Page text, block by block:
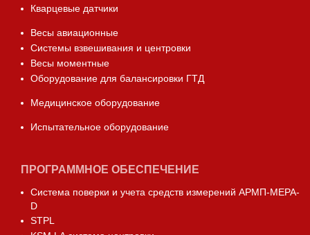
Кварцевые датчики
Весы авиационные
Системы взвешивания и центровки
Весы моментные
Оборудование для балансировки ГТД
Медицинское оборудование
Испытательное оборудование
ПРОГРАММНОЕ ОБЕСПЕЧЕНИЕ
Система поверки и учета средств измерений АРМП-МЕРА-
D
STPL